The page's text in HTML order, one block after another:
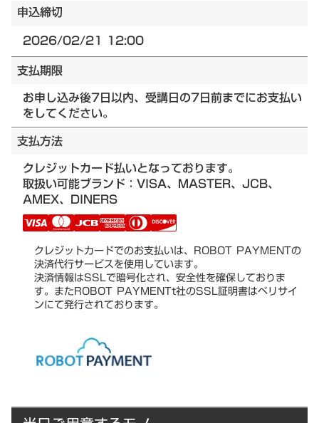
申込締切
2026/02/21 12:00
支払期限
お申し込み後7日以内、受講日の7日前までにお支払い
をしてください。
支払方法
クレジットカード払いとなっております。
取扱い可能ブランド：VISA、MASTER、JCB、
AMEX、DINERS
クレジットカードでのお支払いは、ROBOT PAYMENTの
決済代行サービスを使用しています。
決済情報はSSLで暗号化され、安全性を確保しておりま
す。またROBOT PAYMENTt社のSSL証明書はベリサイ
ンにて発行されております。